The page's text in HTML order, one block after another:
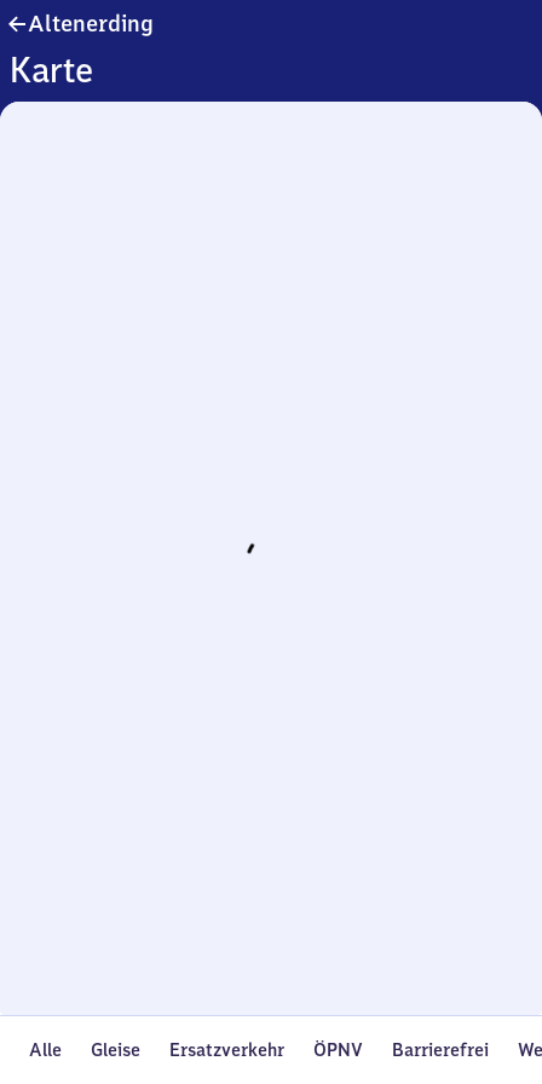
Altenerding
Karte
Alle Gleise Ersatzverkehr ÖPNV Barrierefrei